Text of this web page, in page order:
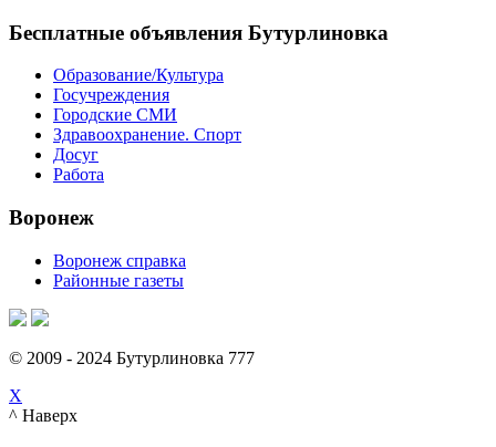
Бесплатные объявления Бутурлиновка
Образование/Культура
Госучреждения
Городские СМИ
Здравоохранение. Спорт
Досуг
Работа
Воронеж
Воронеж справка
Районные газеты
© 2009 - 2024 Бутурлиновка 777
X
^ Наверх